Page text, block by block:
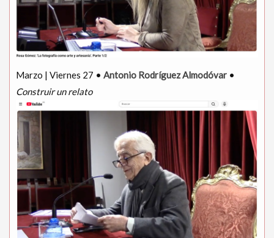
Marzo | Viernes 27 • Antonio Rodríguez Almodóvar •
Construir un relato